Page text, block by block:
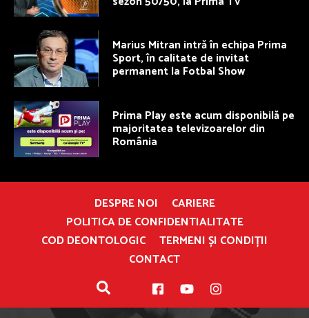
Marius Mitran intră în echipa Prima
Sport, în calitate de invitat
permanent la Fotbal Show
Prima Play este acum disponibilă pe
majoritatea televizoarelor din
România
DESPRE NOI
CARIERE
POLITICA DE CONFIDENTIALITATE
COD DEONTOLOGIC
TERMENI ȘI CONDIȚII
CONTACT